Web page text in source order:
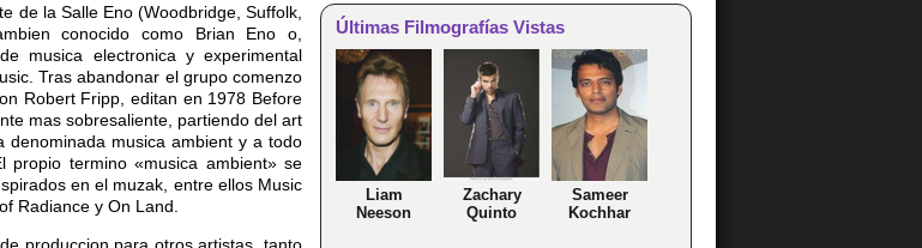
de la Salle Eno (Woodbridge, Suffolk,
conocido como Brian Eno o,
musica electronica y experimental
Tras abandonar el grupo comenzo
Robert Fripp, editan en 1978 Before
mas sobresaliente, partiendo del art
musica ambient y a todo
propio termino «musica ambient» se
en el muzak, entre ellos Music
Radiance y On Land.
Últimas Filmografías Vistas
Liam
Neeson
Zachary
Quinto
Sameer
Kochhar